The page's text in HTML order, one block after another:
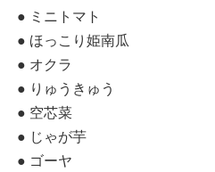
● ミニトマト
● ほっこり姫南瓜
● オクラ
● りゅうきゅう
● 空芯菜
● じゃが芋
● ゴーヤ